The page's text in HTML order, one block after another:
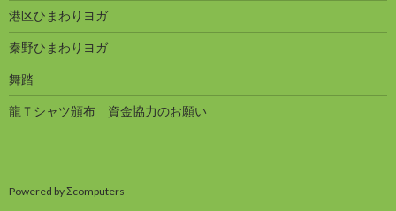
港区ひまわりヨガ
秦野ひまわりヨガ
舞踏
龍Ｔシャツ頒布 資金協力のお願い
Powered by Σcomputers